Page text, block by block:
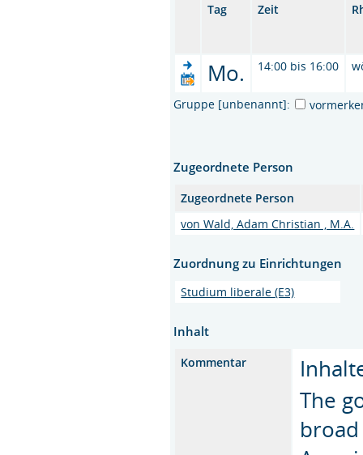
Tag Zeit
Mo. 14:00 bis 16:00
Gruppe [unbenannt]:
Zugeordnete Person
Zugeordnete Person
von Wald, Adam Christian , M.A.
Zuordnung zu Einrichtungen
Studium liberale (E3)
Inhalt
Kommentar
The